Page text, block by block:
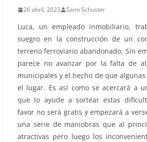
26 abril, 2023 Sami Schuster
Luca, un empleado inmobiliario,
suegro en la construcción de un
terreno ferroviario abandonado. Sin
parece no avanzar por la falta de
municipales y el hecho de que
el lugar. Es así como se acercará a
que lo ayude a sortear estas
favor no será gratis y empezará a
una serie de maniobras que al
atractivas pero luego los